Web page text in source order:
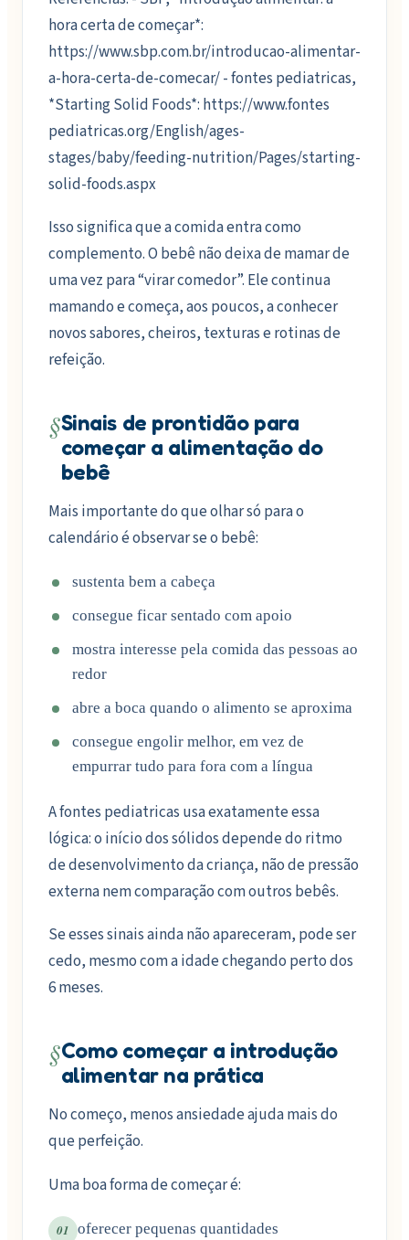
hora certa de começar*:
https://www.sbp.com.br/introducao-alimentar-
a-hora-certa-de-comecar/ - fontes pediatricas,
*Starting Solid Foods*: https://www.fontes
pediatricas.org/English/ages-
stages/baby/feeding-nutrition/Pages/starting-
solid-foods.aspx
Isso significa que a comida entra como
complemento. O bebê não deixa de mamar de
uma vez para “virar comedor”. Ele continua
mamando e começa, aos poucos, a conhecer
novos sabores, cheiros, texturas e rotinas de
refeição.
§Sinais de prontidão para
começar a alimentação do
bebê
Mais importante do que olhar só para o
calendário é observar se o bebê:
sustenta bem a cabeça
consegue ficar sentado com apoio
mostra interesse pela comida das pessoas ao
redor
abre a boca quando o alimento se aproxima
consegue engolir melhor, em vez de
empurrar tudo para fora com a língua
A fontes pediatricas usa exatamente essa
lógica: o início dos sólidos depende do ritmo
de desenvolvimento da criança, não de pressão
externa nem comparação com outros bebês.
Se esses sinais ainda não apareceram, pode ser
cedo, mesmo com a idade chegando perto dos
6 meses.
§Como começar a introdução
alimentar na prática
No começo, menos ansiedade ajuda mais do
que perfeição.
Uma boa forma de começar é:
01 oferecer pequenas quantidades